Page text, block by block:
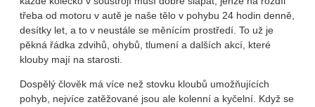
třeba od motoru v autě je naše tělo v pohybu 24 hodin denně,
desítky let, a to v neustále se měnícím prostředí. To už je
pěkná řádka zdvihů, ohybů, tlumení a dalších akcí, které
klouby mají na starosti.
Dospělý člověk má více než stovku kloubů umožňujících
pohyb, nejvíce zatěžované jsou ale kolenní a kyčelní. Když se